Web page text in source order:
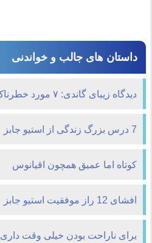
داستان های جالب و خواندنی
دیدگاه زیبای گاندی: ۷ مورد خطرناک!
7 درس بزرگ زندگی از استیو جابز
کوتاه اما عمیق همچون اقیانوس
افشای 12 راز موفقیت استیو جابز
برای ناراحت بودن خیلی وقت داری